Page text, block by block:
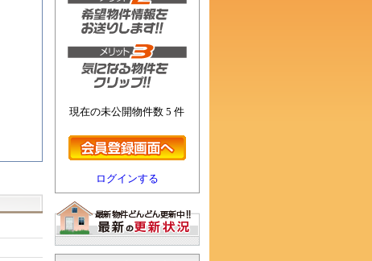
現在の未公開物件数 5 件
ログインする